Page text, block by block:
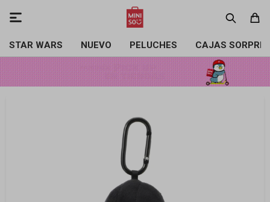
STAR WARS NUEVO PELUCHES CAJAS
